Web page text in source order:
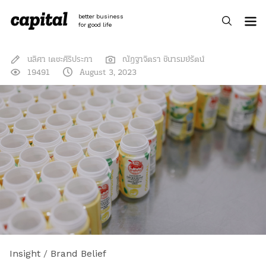
content
better business
for good life
นลิศา เตชะศิริประภา
ณัฎฐาจิตรา ชินารมย์รัตน์
19491
August 3, 2023
Insight / Brand Belief